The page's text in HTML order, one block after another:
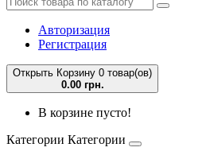
Авторизация
Регистрация
Открыть Корзину 0 товар(ов)
0.00 грн.
В корзине пусто!
Категории Категории